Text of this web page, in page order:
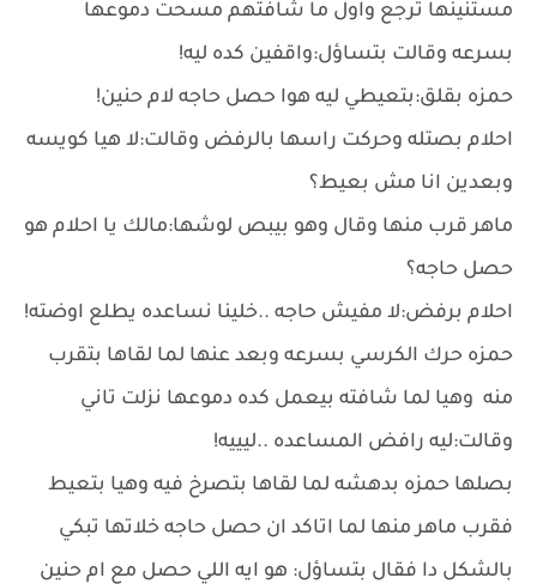
مستنينها ترجع واول ما شافتهم مسحت دموعها
بسرعه وقالت بتساؤل:واقفين كده ليه!
حمزه بقلق:بتعيطي ليه هوا حصل حاجه لام حنين!
احلام بصتله وحركت راسها بالرفض وقالت:لا هيا كويسه
وبعدين انا مش بعيط؟
ماهر قرب منها وقال وهو بيبص لوشها:مالك يا احلام هو
حصل حاجه؟
احلام برفض:لا مفيش حاجه ..خلينا نساعده يطلع اوضته!
حمزه حرك الكرسي بسرعه وبعد عنها لما لقاها بتقرب
منه وهيا لما شافته بيعمل كده دموعها نزلت تاني
وقالت:ليه رافض المساعده ..ليييه!
بصلها حمزه بدهشه لما لقاها بتصرخ فيه وهيا بتعيط
فقرب ماهر منها لما اتاكد ان حصل حاجه خلاتها تبكي
بالشكل دا فقال بتساؤل: هو ايه اللي حصل مع ام حنين